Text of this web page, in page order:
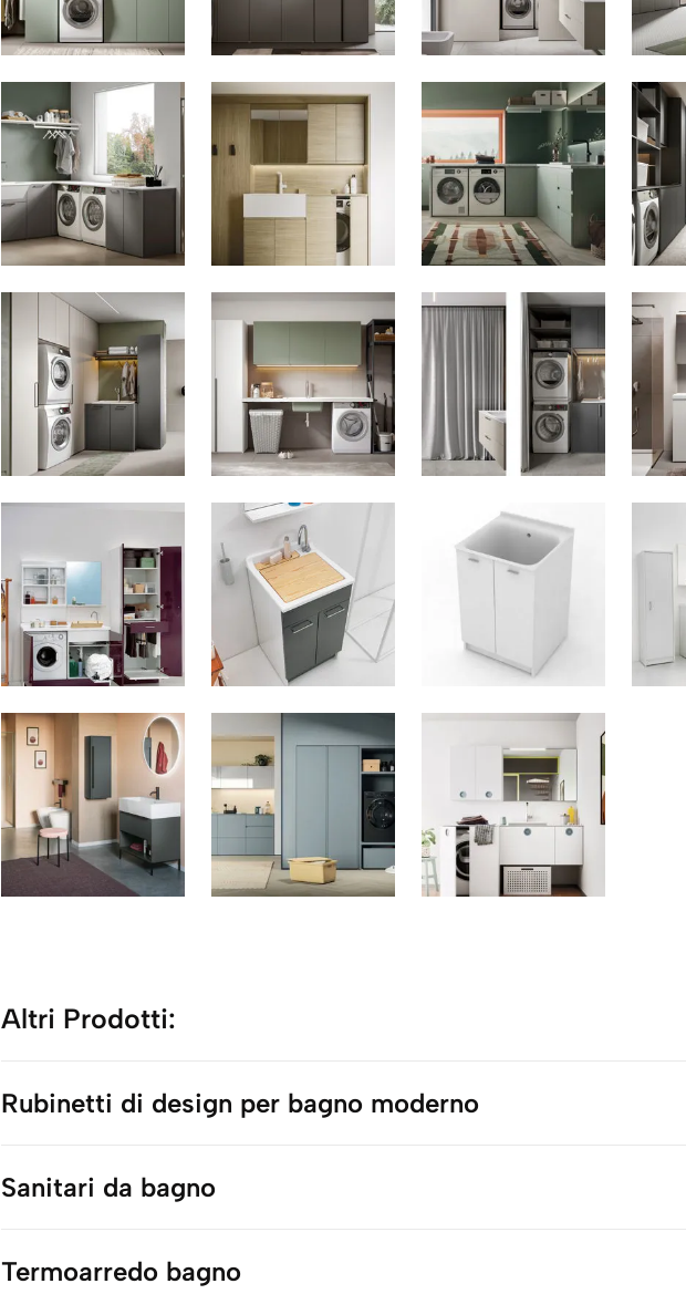
Altri Prodotti:
Rubinetti di design per bagno moderno
Sanitari da bagno
Termoarredo bagno